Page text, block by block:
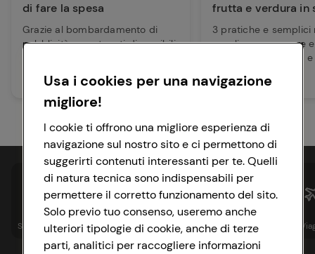
di fare la spesa
Grazie al bombardamento di
pubblicità e contenuti disponibili
Leggi articolo
frutta e verdura in
3 pratiche e semplici
scegliere, preparare e
conservare la frutta
Leggi articolo
Spesa online Assicurazioni Sapori& Istituzionale
Usa i cookies per una navigazione
migliore!
I cookie ti offrono una migliore esperienza di
navigazione sul nostro sito e ci permettono di
suggerirti contenuti interessanti per te. Quelli
di natura tecnica sono indispensabili per
permettere il corretto funzionamento del sito.
Solo previo tuo consenso, useremo anche
ulteriori tipologie di cookie, anche di terze
parti, analitici per raccogliere informazioni